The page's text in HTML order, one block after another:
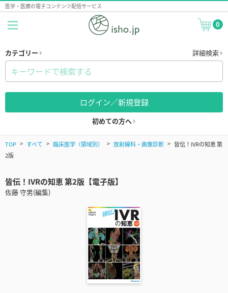
医学・医療の電子コンテンツ配信サービス
0
カテゴリー 詳細検索
ログイン／新規登録
初めての方へ
TOP すべて 臨床医学（領域別） 放射線科・画像診断
皆伝！IVRの知恵 第
2版
皆伝！IVRの知恵 第2版【電子版】
佐藤 守男(編集)